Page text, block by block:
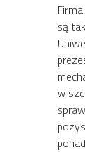
są
w